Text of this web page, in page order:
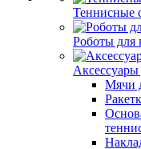
Теннисные
Роботы для
Аксессуары
Мячи